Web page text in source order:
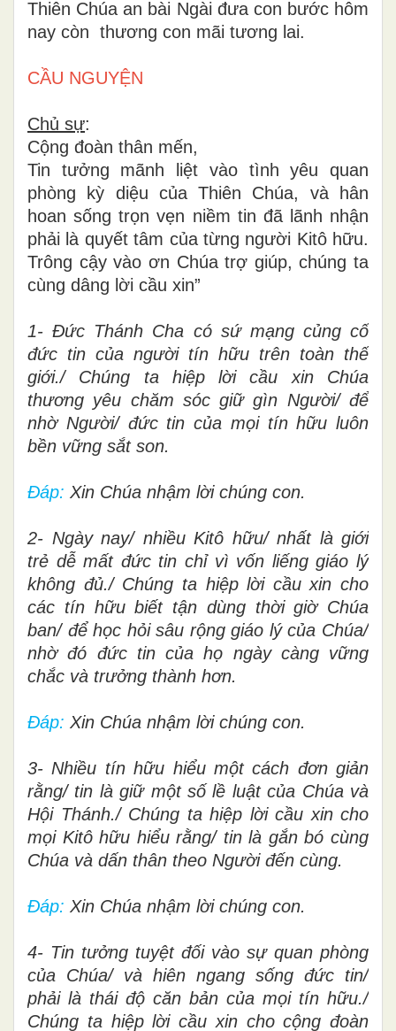
Thiên Chúa an bài Ngài đưa con bước hôm
nay còn thương con mãi tương lai.
CẦU NGUYỆN
Chủ sự:
Cộng đoàn thân mến,
Tin tưởng mãnh liệt vào tình yêu quan
phòng kỳ diệu của Thiên Chúa, và hân
hoan sống trọn vẹn niềm tin đã lãnh nhận
phải là quyết tâm của từng người Kitô hữu.
Trông cậy vào ơn Chúa trợ giúp, chúng ta
cùng dâng lời cầu xin”
1- Đức Thánh Cha có sứ mạng củng cố
đức tin của người tín hữu trên toàn thế
giới./ Chúng ta hiệp lời cầu xin Chúa
thương yêu chăm sóc giữ gìn Người/ để
nhờ Người/ đức tin của mọi tín hữu luôn
bền vững sắt son.
Đáp: Xin Chúa nhậm lời chúng con.
2- Ngày nay/ nhiều Kitô hữu/ nhất là giới
trẻ dễ mất đức tin chỉ vì vốn liếng giáo lý
không đủ./ Chúng ta hiệp lời cầu xin cho
các tín hữu biết tận dùng thời giờ Chúa
ban/ để học hỏi sâu rộng giáo lý của Chúa/
nhờ đó đức tin của họ ngày càng vững
chắc và trưởng thành hơn.
Đáp: Xin Chúa nhậm lời chúng con.
3- Nhiều tín hữu hiểu một cách đơn giản
rằng/ tin là giữ một số lề luật của Chúa và
Hội Thánh./ Chúng ta hiệp lời cầu xin cho
mọi Kitô hữu hiểu rằng/ tin là gắn bó cùng
Chúa và dấn thân theo Người đến cùng.
Đáp: Xin Chúa nhậm lời chúng con.
4- Tin tưởng tuyệt đối vào sự quan phòng
của Chúa/ và hiên ngang sống đức tin/
phải là thái độ căn bản của mọi tín hữu./
Chúng ta hiệp lời cầu xin cho cộng đoàn